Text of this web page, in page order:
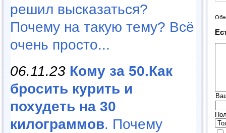
решил высказаться?
Почему на такую тему? Всё
очень просто...
06.11.23 Кому за 50.Как
бросить курить и
похудеть на 30
килограммов. Почему